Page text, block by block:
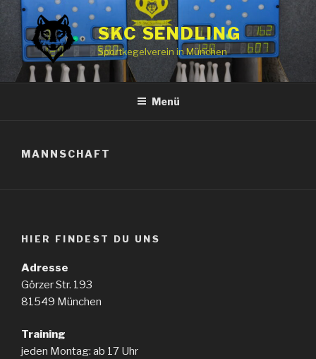
springen
SKC SENDLING
Sportkegelverein in München
Menü
MANNSCHAFT
HIER FINDEST DU UNS
Adresse
Görzer Str. 193
81549 München
Training
jeden Montag: ab 17 Uhr